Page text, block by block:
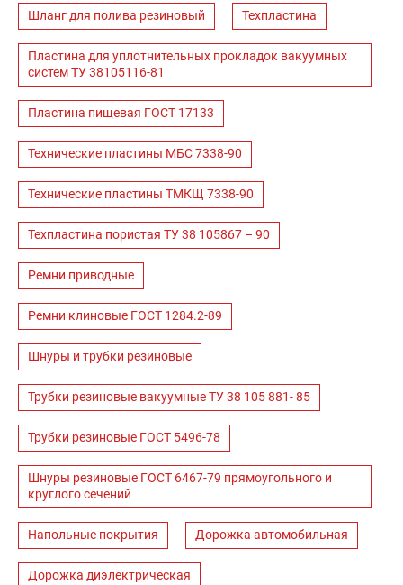
Шланг для полива резиновый Техпластина
Пластина для уплотнительных прокладок вакуумных
систем ТУ 38105116-81
Пластина пищевая ГОСТ 17133
Технические пластины МБС 7338-90
Технические пластины ТМКЩ 7338-90
Техпластина пористая ТУ 38 105867 – 90
Ремни приводные
Ремни клиновые ГОСТ 1284.2-89
Шнуры и трубки резиновые
Трубки резиновые вакуумные ТУ 38 105 881- 85
Трубки резиновые ГОСТ 5496-78
Шнуры резиновые ГОСТ 6467-79 прямоугольного и
круглого сечений
Напольные покрытия Дорожка автомобильная
Дорожка диэлектрическая